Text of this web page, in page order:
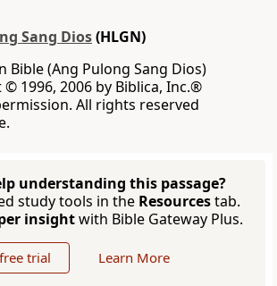
Sang Dios(HLGN)
Bible (Ang Pulong Sang Dios)
1996, 2006 by Biblica, Inc.®
All rights reserved
understanding this passage?
study tools in the Resourcestab.
insightwith Bible Gateway Plus.
trial Learn More